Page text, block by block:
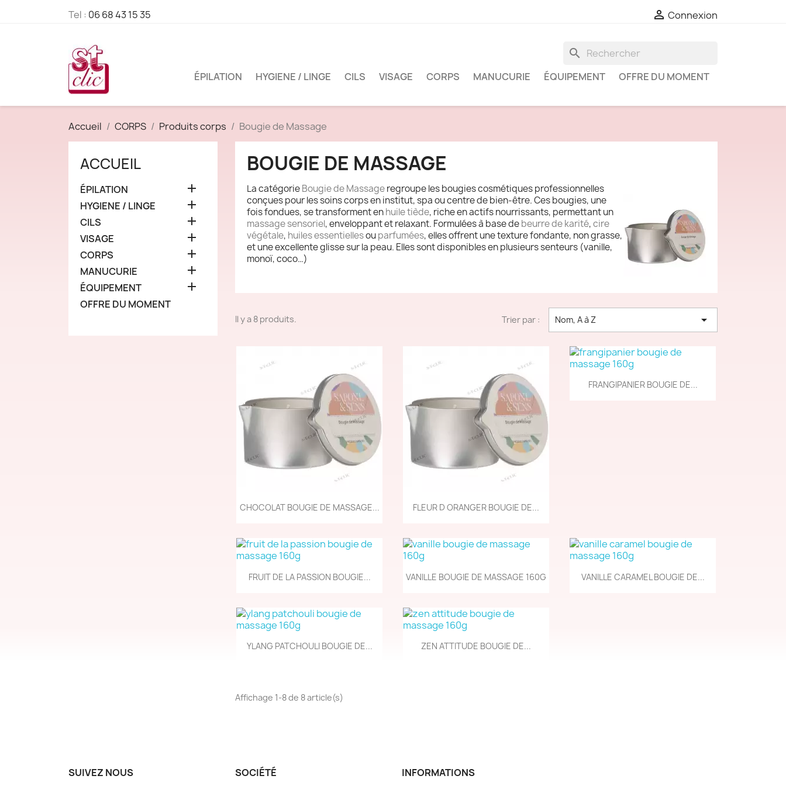
Tel : 06 68 43 15 35  Connexion
search
ÉPILATION HYGIENE / LINGE CILS VISAGE CORPS MANUCURIE ÉQUIPEMENT OFFRE DU MOMENT
Accueil CORPS Produits corps Bougie de Massage
ACCUEIL
ÉPILATION 
HYGIENE / LINGE 
CILS 
VISAGE 
CORPS 
MANUCURIE 
ÉQUIPEMENT 
OFFRE DU MOMENT
BOUGIE DE MASSAGE
La catégorieBougie de Massageregroupe les bougies cosmétiques professionnelles
conçues pour les soins corps en institut, spa ou centre de bien-être. Ces bougies, une
fois fondues, se transforment enhuile tiède, riche en actifs nourrissants, permettant un
massage sensoriel, enveloppant et relaxant. Formulées à base debeurre de karité,cire
végétale, huiles essentiellesouparfumées, elles offrent une texture fondante, non grasse,
et une excellente glisse sur la peau. Elles sont disponibles en plusieurs senteurs (vanille,
monoï, coco…)
Il y a 8 produits. Trier par : Nom, A à Z 
Aperçu rapide
CHOCOLAT BOUGIE DE MASSAGE... Aperçu rapide
FLEUR D ORANGER BOUGIE DE...
Aperçu rapide
FRANGIPANIER BOUGIE DE...
 Aperçu rapide
FRUIT DE LA PASSION BOUGIE... Aperçu rapide
VANILLE BOUGIE DE MASSAGE 160G Aperçu rapide
VANILLE CARAMEL BOUGIE DE...
Aperçu rapide
YLANG PATCHOULI BOUGIE DE... Aperçu rapide
ZEN ATTITUDE BOUGIE DE...
Affichage 1-8 de 8 article(s)
SUIVEZ NOUS SOCIÉTÉ INFORMATIONS